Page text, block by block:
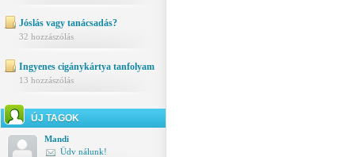
Jóslás vagy tanácsadás?
32 hozzászólás
Ingyenes cigánykártya tanfolyam
13 hozzászólás
ÚJ TAGOK
Mandi
Üdv nálunk!